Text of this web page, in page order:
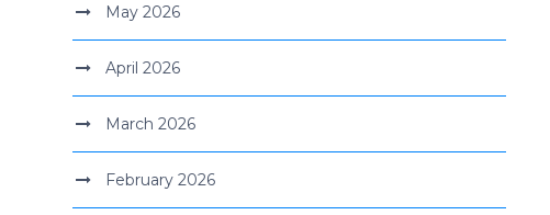
May 2026
April 2026
March 2026
February 2026